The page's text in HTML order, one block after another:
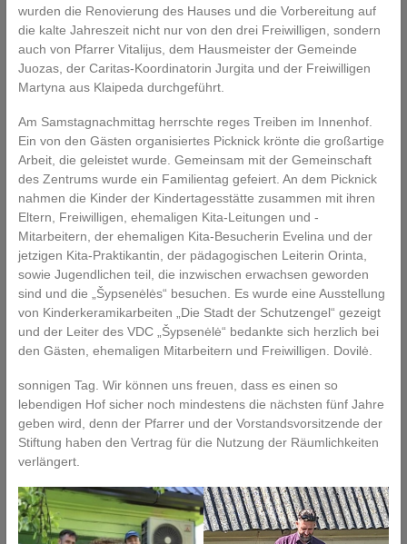
wurden die Renovierung des Hauses und die Vorbereitung auf
die kalte Jahreszeit nicht nur von den drei Freiwilligen, sondern
auch von Pfarrer Vitalijus, dem Hausmeister der Gemeinde
Juozas, der Caritas-Koordinatorin Jurgita und der Freiwilligen
Martyna aus Klaipeda durchgeführt.
Am Samstagnachmittag herrschte reges Treiben im Innenhof.
Ein von den Gästen organisiertes Picknick krönte die großartige
Arbeit, die geleistet wurde. Gemeinsam mit der Gemeinschaft
des Zentrums wurde ein Familientag gefeiert. An dem Picknick
nahmen die Kinder der Kindertagesstätte zusammen mit ihren
Eltern, Freiwilligen, ehemaligen Kita-Leitungen und -
Mitarbeitern, der ehemaligen Kita-Besucherin Evelina und der
jetzigen Kita-Praktikantin, der pädagogischen Leiterin Orinta,
sowie Jugendlichen teil, die inzwischen erwachsen geworden
sind und die „Šypsenėlės“ besuchen. Es wurde eine Ausstellung
von Kinderkeramikarbeiten „Die Stadt der Schutzengel“ gezeigt
und der Leiter des VDC „Šypsenėlė“ bedankte sich herzlich bei
den Gästen, ehemaligen Mitarbeitern und Freiwilligen. Dovilė.
sonnigen Tag. Wir können uns freuen, dass es einen so
lebendigen Hof sicher noch mindestens die nächsten fünf Jahre
geben wird, denn der Pfarrer und der Vorstandsvorsitzende der
Stiftung haben den Vertrag für die Nutzung der Räumlichkeiten
verlängert.